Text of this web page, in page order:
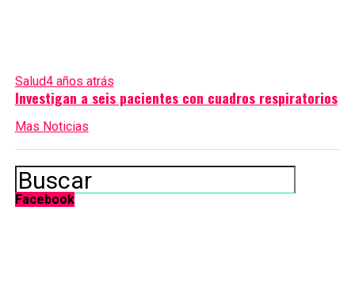
Salud4 años atrás
Investigan a seis pacientes con cuadros respiratorios
Mas Noticias
Facebook